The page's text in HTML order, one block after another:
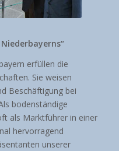
erfüllen die
Sie weisen
Beschäftigung bei
bodenständige
als Marktführer in einer
hervorragend
unserer